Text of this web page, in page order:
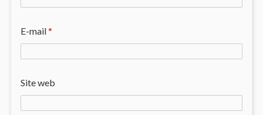
E-mail*
Site web